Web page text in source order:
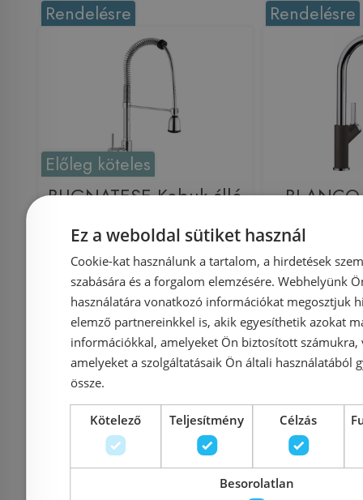
Rendelésre
Előleg köteles
BUGNATESE Kobuk álló
kihúzható zuhanyfejes
mosogatócsaptelep
2291CR
Azonosító: 156285
Cikkszám: 2291CR
186 480 Ft
Kosárba
Rendelésre
Vario
kávé
172 900 Ft
Ez a weboldal sütiket használ
Cookie-kat használunk a tartalom, a hirdetések
szabására és a forgalom elemzésére. Webhelyünk
használatára vonatkozó információkat megosztjuk
elemző partnereinkkel is, akik egyesíthetik azokat
információkkal, amelyeket Ön biztosított számukra,
amelyeket a szolgáltatásaik Ön általi használatából
össze.
Kötelező Teljesítmény Célzás
Besorolatlan